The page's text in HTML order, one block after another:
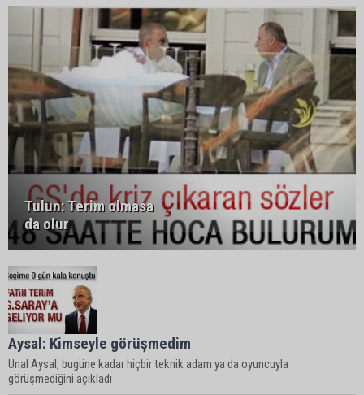
Tulun: Terim olmasa
da olur
Aysal: Kimseyle görüşmedim
Ünal Aysal, bugüne kadar hiçbir teknik adam ya da oyuncuyla
görüşmediğini açıkladı